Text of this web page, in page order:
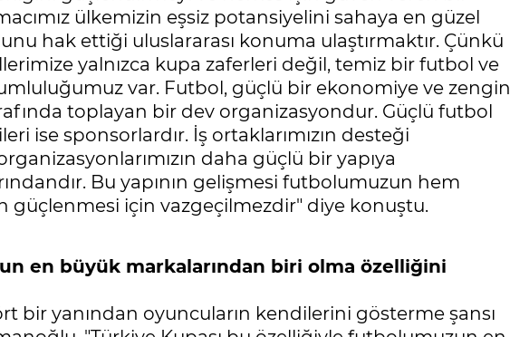
ülkemizin eşsiz potansiyelini sahaya en güzel
hak ettiği uluslararası konuma ulaştırmaktır. Çünkü
yalnızca kupa zaferleri değil, temiz bir futbol ve
var. Futbol, güçlü bir ekonomiye ve zengin
toplayan bir dev organizasyondur. Güçlü futbol
ise sponsorlardır. İş ortaklarımızın desteği
daha güçlü bir yapıya
Bu yapının gelişmesi futbolumuzun hem
güçlenmesi için vazgeçilmezdir" diye konuştu.
en büyük markalarından biri olma özelliğini
bir yanından oyuncuların kendilerini gösterme şansı